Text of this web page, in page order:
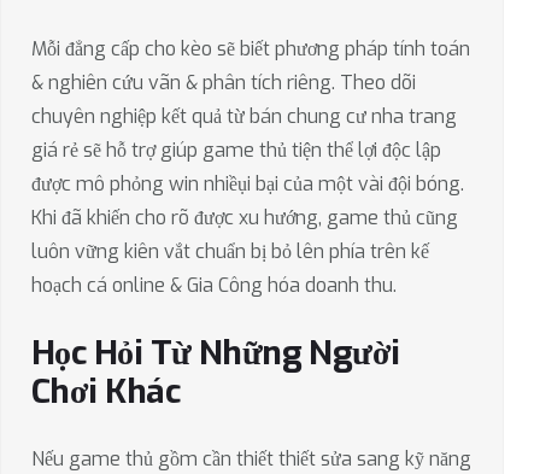
Mỗi đẳng cấp cho kèo sẽ biết phương pháp tính toán
& nghiên cứu vãn & phân tích riêng. Theo dõi
chuyên nghiệp kết quả từ bán chung cư nha trang
giá rẻ sẽ hỗ trợ giúp game thủ tiện thể lợi độc lập
được mô phỏng win nhiềụi bại của một vài đội bóng.
Khi đã khiến cho rõ được xu hướng, game thủ cũng
luôn vững kiên vắt chuẩn bị bỏ lên phía trên kế
hoạch cá online & Gia Công hóa doanh thu.
Học Hỏi Từ Những Người
Chơi Khác
Nếu game thủ gồm cần thiết thiết sửa sang kỹ năng